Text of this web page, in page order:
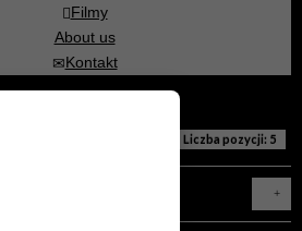
Filmy
About us
Kontakt
Liczba pozycji: 5